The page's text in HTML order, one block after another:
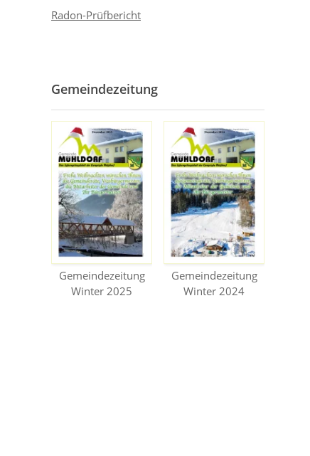
Radon-Prüfbericht
Gemeindezeitung
Gemeindezeitung
Winter 2025
Gemeindezeitung
Winter 2024